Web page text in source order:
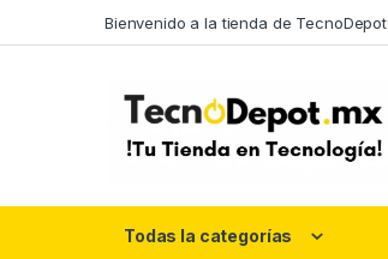
Bienvenido a la tienda de TecnoDepot
Todas la categorías